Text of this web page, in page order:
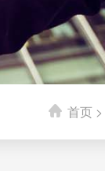
首页 >